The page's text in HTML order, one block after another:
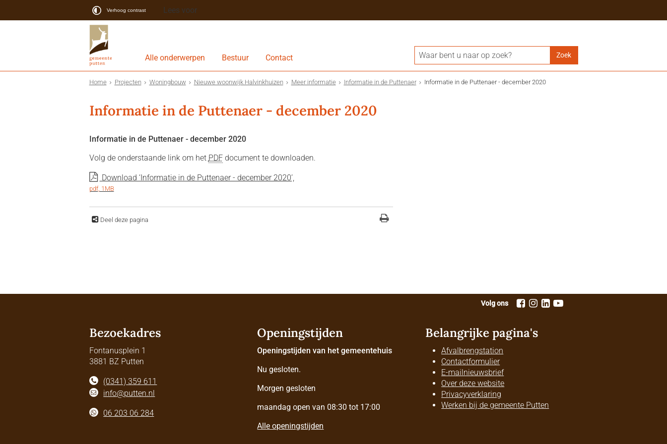
Verhoog contrast Lees voor
Alle onderwerpen Bestuur Contact
Home Projecten Woningbouw Nieuwe woonwijk Halvinkhuizen Meer informatie Informatie in de Puttenaer Informatie in de Puttenaer - december 2020
Informatie in de Puttenaer - december 2020
Informatie in de Puttenaer - december 2020
Volg de onderstaande link om het PDFdocument te downloaden.
Download ‘Informatie in de Puttenaer - december 2020’,
pdf, 1MB
Deel deze pagina
Volg ons
Bezoekadres
Fontanusplein 1
3881 BZ Putten
(0341) 359 611
info@putten.nl
06 203 06 284
Openingstijden
Openingstijden van het gemeentehuis
Nu gesloten.
Morgen gesloten
maandag open van 08:30 tot 17:00
Alle openingstijden
Belangrijke pagina's
Afvalbrengstation
Contactformulier
E-mailnieuwsbrief
Over deze website
Privacyverklaring
Werken bij de gemeente Putten